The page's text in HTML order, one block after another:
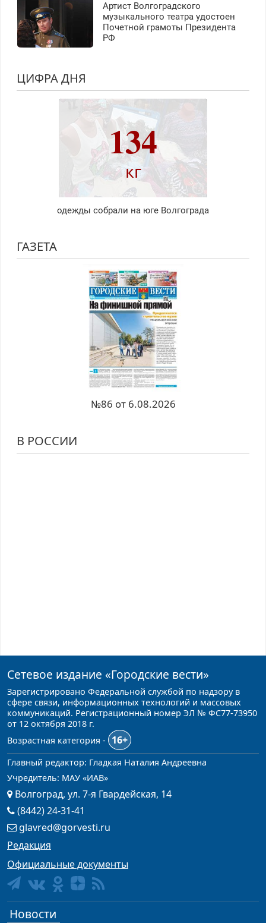
Артист Волгоградского
музыкального театра удостоен
Почетной грамоты Президента
РФ
ЦИФРА ДНЯ
134
кг
одежды собрали на юге Волгограда
ГАЗЕТА
№86 от 6.08.2026
В РОССИИ
Сетевое издание «Городские вести»
Зарегистрировано Федеральной службой по надзору в
сфере связи, информационных технологий и массовых
коммуникаций. Регистрационный номер ЭЛ № ФС77-73950
от 12 октября 2018 г.
Возрастная категория -
16+
Главный редактор: Гладкая Наталия Андреевна
Учредитель: МАУ «ИАВ»
Волгоград, ул. 7-я Гвардейская, 14
(8442) 24-31-41
glavred@gorvesti.ru
Редакция
Официальные документы
Новости